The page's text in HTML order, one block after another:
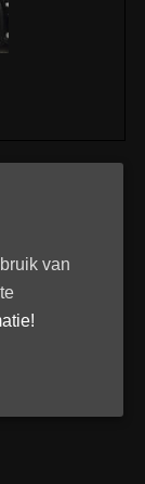
Venlo
van